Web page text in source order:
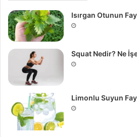
Isırgan Otunun
Squat Nedir? Ne
Limonlu Suyun